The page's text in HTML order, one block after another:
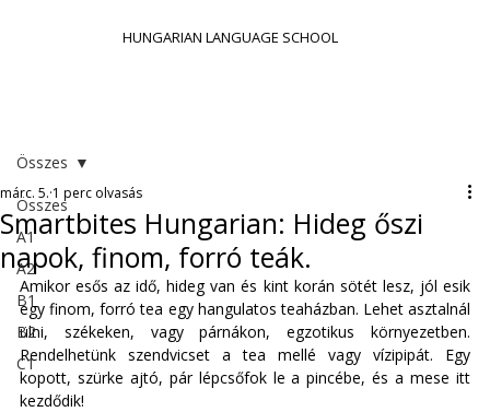
HUNGARIAN LANGUAGE SCHOOL
Összes
A1
A2
B1
B2
C1
Összes
Smartbites Hungarian: Hideg őszi
napok, finom, forró teák.
márc. 5. 1 perc olvasás
Amikor esős az idő, hideg van és kint korán sötét lesz, jól esik
egy finom, forró tea egy hangulatos teaházban. Lehet asztalnál
ülni, székeken, vagy párnákon, egzotikus környezetben.
Rendelhetünk szendvicset a tea mellé vagy vízipipát. Egy
kopott, szürke ajtó, pár lépcsőfok le a pincébe, és a mese itt
kezdődik!